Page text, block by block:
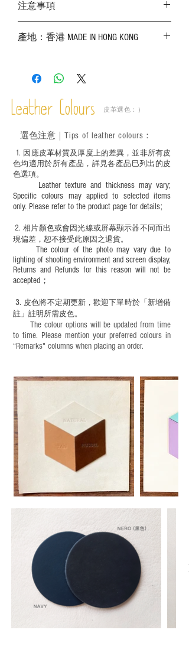
注意事項
實物為準；
－ 植鞣皮革容易受環境、使用程度等產生
成後定期在皮面塗上皮革專用清潔劑及貂
鼠油等；
適合六歲以下兒童使用；六至十二歲兒童
必須由成年人陪同下使用並應小心處理。
產地：香港 MADE IN HONG KONG
Leather Colours 皮革選色：）
1. ​ 因應皮革材質及厚度上的差異，並非所有皮
色均適用於所有產品，詳見各產品巳列出的皮
色選項。
Leather texture and thickness may vary;
Specific colours may applied to selected items
only. Please refer to the product page for details;
​2.相片顏色或會因光線或屏幕顯示器不同而出
現偏差，恕不接受此原因之退貨。
The colour of the photo may vary due to
lighting of shooting environment and screen display,
Returns and Refunds for this reason will not be
accepted；
3. 皮色將不定期更新，歡迎下單時於「新增備
註」註明 所需皮色。
The colour options will be updated from time
to time. Please mention your preferred colours in
“Remarks" columns when placing an order.
選色注意｜ Tips of leather colours ：